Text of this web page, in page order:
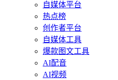
自媒体平台
热点榜
创作者平台
自媒体工具
爆款图文工具
AI配音
AI视频